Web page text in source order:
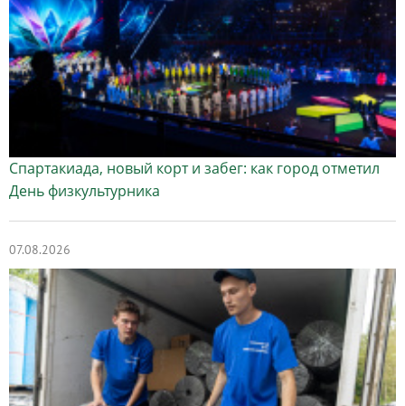
Спартакиада, новый корт и забег: как город отметил
День физкультурника
07.08.2026